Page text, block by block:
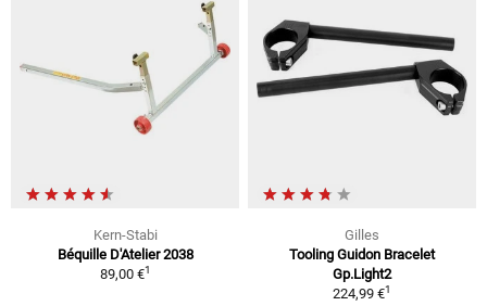
Kern-Stabi
Béquille D'Atelier 2038
89,00 €1
Gilles
Tooling Guidon Bracelet
Gp.Light2
224,99 €1